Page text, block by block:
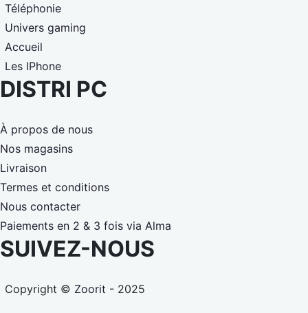
Téléphonie
Univers gaming
Accueil
Les IPhone
DISTRI PC
À propos de nous
Nos magasins
Livraison
Termes et conditions
Nous contacter
Paiements en 2 & 3 fois via Alma
SUIVEZ-NOUS
Copyright © Zoorit - 2025